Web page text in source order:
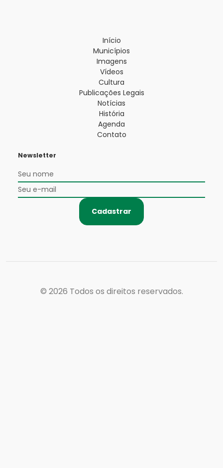
Início
Municípios
Imagens
Vídeos
Cultura
Publicações Legais
Notícias
História
Agenda
Contato
Newsletter
Cadastrar
© 2026 Todos os direitos reservados.